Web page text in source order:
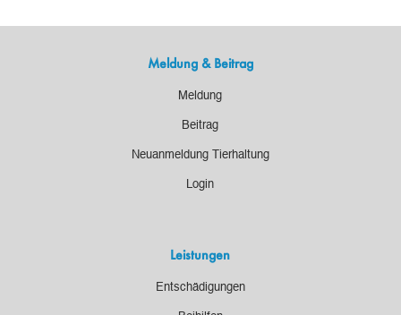
Meldung & Beitrag
Meldung
Beitrag
Neuanmeldung Tierhaltung
Login
Leistungen
Entschädigungen